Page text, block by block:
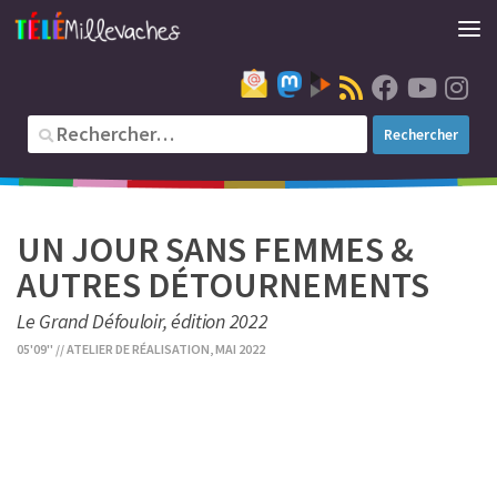
UN JOUR SANS FEMMES &
AUTRES DÉTOURNEMENTS
Le Grand Défouloir, édition 2022
05'09'' // ATELIER DE RÉALISATION, MAI 2022